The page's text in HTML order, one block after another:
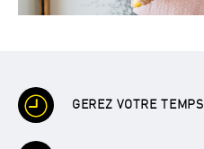
GEREZ VOTRE TEMPS